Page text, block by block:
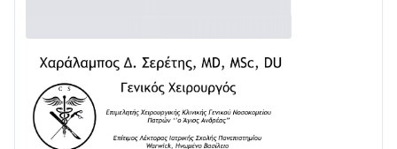
ΕΚΤΑΚΤΟ – ΝΑΥΠΑΚΤΙΑ: ΣΥΝΑΓΕΡΜΟΣ ΣΤΗΝ
ΠΥΡΟΣΒΕΣΤΙΚΗ ΓΙΑ ΦΩΤΙΑ ΣΤΟΝ ΑΓΙΟ ΗΛΙΑ ΠΡΙΝ ΤΗ
ΓΡΑΝΙΤΣΑ
24/07 • 11:03